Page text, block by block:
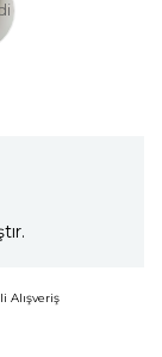
Alışveriş